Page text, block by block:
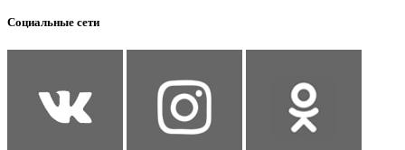
Социальные сети